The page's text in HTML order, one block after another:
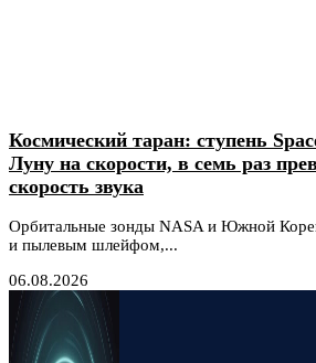
Космический таран: ступень
Луну на скорости, в семь раз
скорость звука
Орбитальные зонды NASA и Южной
и пылевым шлейфом,...
06.08.2026